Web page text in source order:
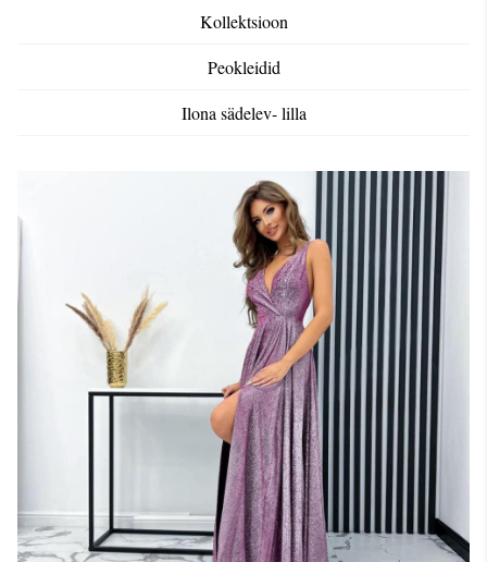
Kollektsioon
Peokleidid
Ilona sädelev- lilla